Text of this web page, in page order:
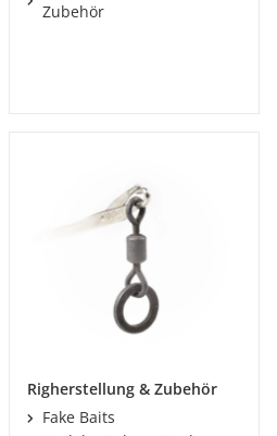
Zubehör
Righerstellung & Zubehör
Fake Baits